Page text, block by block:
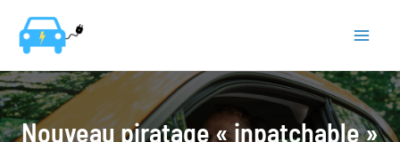
contenu
Nouveau piratage « inpatchable »